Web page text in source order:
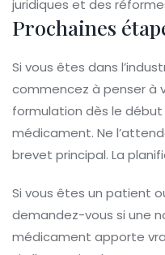
juridiques et des
Prochaines
Si vous êtes dans
commencez à penser à
formulation dès le
médicament. Ne
brevet principal. La
Si vous êtes un patient
demandez-vous si une
médicament apporte